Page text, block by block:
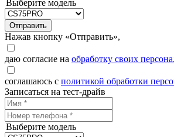
Выберите модель
Отправить
Нажав кнопку «Отправить»,
даю согласие на обработку своих
соглашаюсь с политикой обработки
Записаться на тест-драйв
Выберите модель